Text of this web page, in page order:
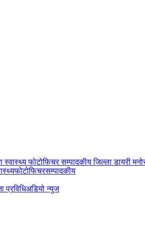
स्वास्थ्यफोटोफिचरसम्पादकीयजिल्ला डायरी
फोटोफिचरसम्पादकीय
प्रविधिअडियो न्युज